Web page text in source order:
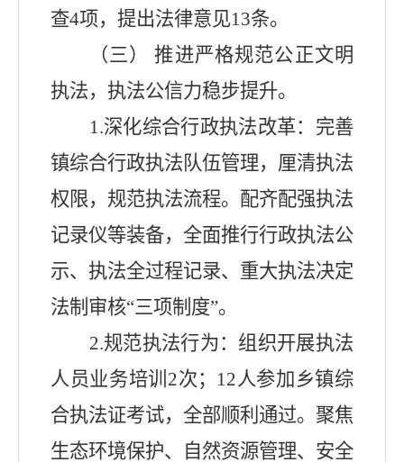
查4项，提出法律意见13条。
（三）
推进严格规范公正文明
执法，执法公信力稳步提升。
1.深化综合行政执法改革：完善
镇综合行政执法队伍管理，厘清执法
权限，规范执法流程。配齐配强执法
记录仪等装备，全面推行行政执法公
示、执法全过程记录、重大执法决定
法制审核“三项制度”。
2.规范执法行为：组织开展执法
人员业务培训 2次； 12人参加乡镇综
合执法证考试，全部顺利通过。聚焦
生态环境保护、自然资源管理、安全